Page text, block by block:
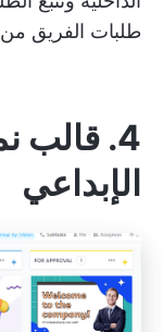
طلبات الفريق من ClickUp هو أمر لا بد منه.
4. قالب
الإبداعي